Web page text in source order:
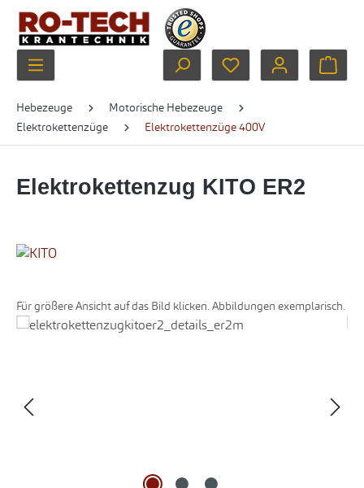
Zum Hauptinhalt springen
Du hast 0 Produkte
Hebezeuge
Motorische Hebezeuge
Elektrokettenzüge
Elektrokettenzüge 400V
Elektrokettenzug KITO ER2
Für größere Ansicht auf das Bild klicken. Abbildungen exemplarisch.
Bildergalerie überspringen